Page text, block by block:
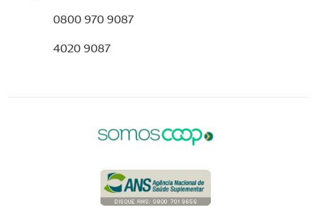
0800 970 9087
4020 9087